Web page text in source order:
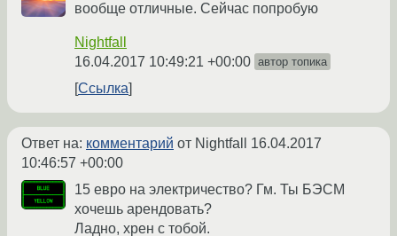
вообще отличные. Сейчас попробую
Nightfall
16.04.2017 10:49:21 +00:00 автор топика
Ссылка
Ответ на: комментарий от Nightfall 16.04.2017
10:46:57 +00:00
15 евро на электричество? Гм. Ты БЭСМ
хочешь арендовать?
Ладно, хрен с тобой.